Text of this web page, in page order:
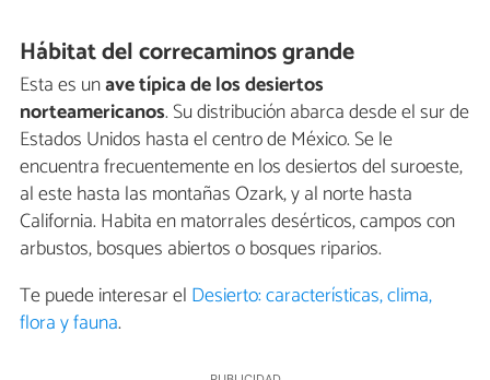
Hábitat del correcaminos grande
Esta es unave típica de los desiertos
norteamericanos. Su distribución abarca desde el sur de
Estados Unidos hasta el centro de México. Se le
encuentra frecuentemente en los desiertos del suroeste,
al este hasta las montañas Ozark, y al norte hasta
California. Habita en matorrales desérticos, campos con
arbustos, bosques abiertos o bosques riparios.
Te puede interesar el Desierto: características, clima,
flora y fauna.